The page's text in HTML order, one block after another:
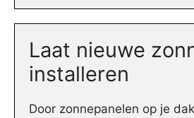
Laat nieuwe
installeren
Door zonnepanelen op je